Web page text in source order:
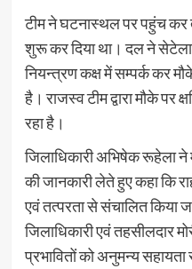
टीम ने घटनास्थल पर पहुंच कर
शुरू कर दिया था। दल ने
नियन्त्रण कक्ष में सम्पर्क कर
है। राजस्व टीम द्वारा मौके पर
रहा है।
जिलाधिकारी अभिषेक रूहेला
की जानकारी लेते हुए कहा कि
एवं तत्परता से संचालित किया
जिलाधिकारी एवं तहसीलदार
प्रभावितों को अनुमन्य सहायता